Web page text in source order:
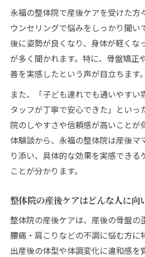
永福の整体院で産後ケアを受けた方
ウンセリングで悩みをしっかり聞い
後に姿勢が良くなり、身体が軽くな
が多く聞かれます。特に、骨盤矯正
善を実感したという声が目立ちます。
また、「子ども連れでも通いやすい
タッフが丁寧で安心できた」といっ
院のしやすさや信頼感が高いことが
体験談から、永福の整体院は産後マ
り添い、具体的な効果を実感できる
ことが分かります。
整体院の産後ケアはどんな人に向
整体院の産後ケアは、産後の骨盤の
腰痛・肩こりなどの不調に悩む方に
出産後の体型や体調変化に違和感を